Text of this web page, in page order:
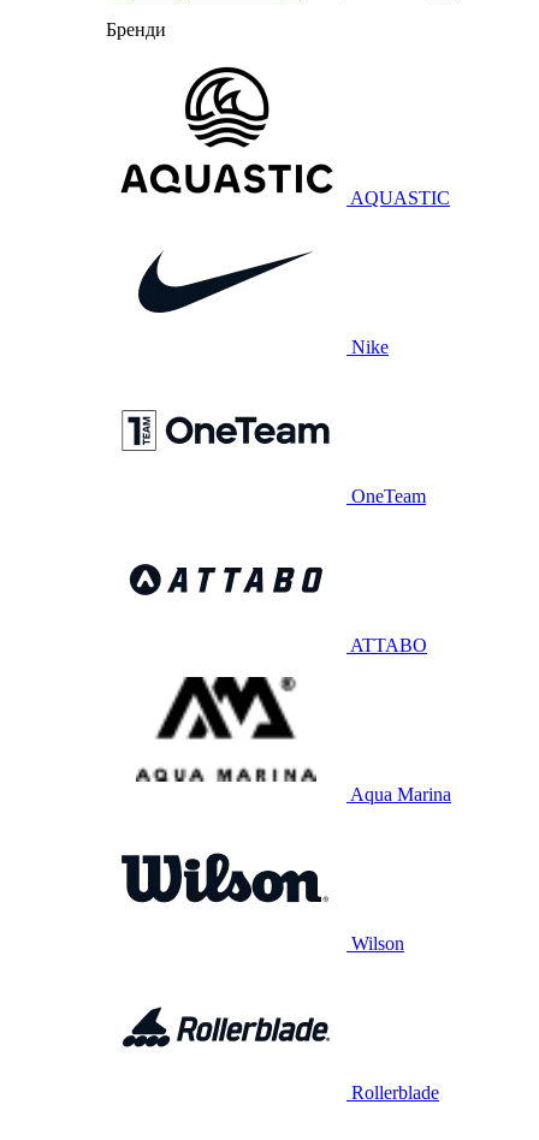
Бренди
AQUASTIC
Nike
OneTeam
ATTABO
Aqua Marina
Wilson
Rollerblade